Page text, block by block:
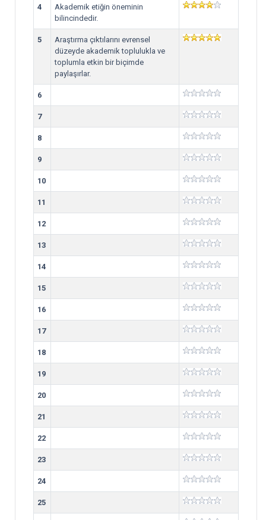
4
Akademik etiğin öneminin
bilincindedir.
5
Araştırma çıktılarını evrensel
düzeyde akademik toplulukla ve
toplumla etkin bir biçimde
paylaşırlar.
6
7
8
9
10
11
12
13
14
15
16
17
18
19
20
21
22
23
24
25